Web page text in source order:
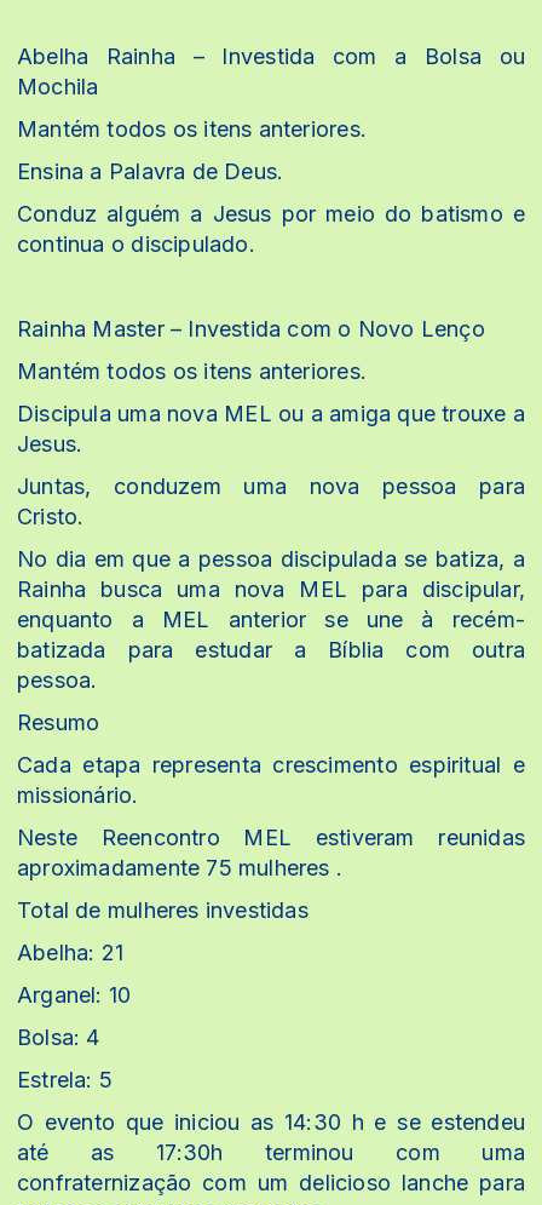
Abelha Rainha – Investida com a Bolsa ou
Mochila
Mantém todos os itens anteriores.
Ensina a Palavra de Deus.
Conduz alguém a Jesus por meio do batismo e
continua o discipulado.
Rainha Master – Investida com o Novo Lenço
Mantém todos os itens anteriores.
Discipula uma nova MEL ou a amiga que trouxe a
Jesus.
Juntas, conduzem uma nova pessoa para
Cristo.
No dia em que a pessoa discipulada se batiza, a
Rainha busca uma nova MEL para discipular,
enquanto a MEL anterior se une à recém-
batizada para estudar a Bíblia com outra
pessoa.
Resumo
Cada etapa representa crescimento espiritual e
missionário.
Neste Reencontro MEL estiveram reunidas
aproximadamente 75 mulheres .
Total de mulheres investidas
Abelha: 21
Arganel: 10
Bolsa: 4
Estrela: 5
O evento que iniciou as 14:30 h e se estendeu
até as 17:30h terminou com uma
confraternização com um delicioso lanche para